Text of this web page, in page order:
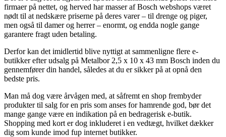
firmaer på nettet, og herved har masser af Bosch webshops været
nødt til at nedskære priserne på deres varer – til drenge og piger,
men også til damer og herrer – enormt, og endda nogle gange
garantere fragt uden betaling.
Derfor kan det imidlertid blive nyttigt at sammenligne flere e-
butikker efter udsalg på Metalbor 2,5 x 10 x 43 mm Bosch inden du
gennemfører din handel, således at du er sikker på at opnå den
bedste pris.
Man må dog være årvågen med, at såfremt en shop frembyder
produkter til salg for en pris som anses for hamrende god, bør det
mange gange være en indikation på en bedragerisk e-butik.
Shopping med kort er dog inkluderet i en vedtægt, hvilket dækker
dig som kunde imod fup internet butikker.